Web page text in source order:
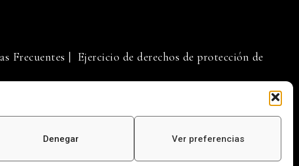
Denegar Ver preferencias
Frecuentes
| Ejercicio de derechos de protección de